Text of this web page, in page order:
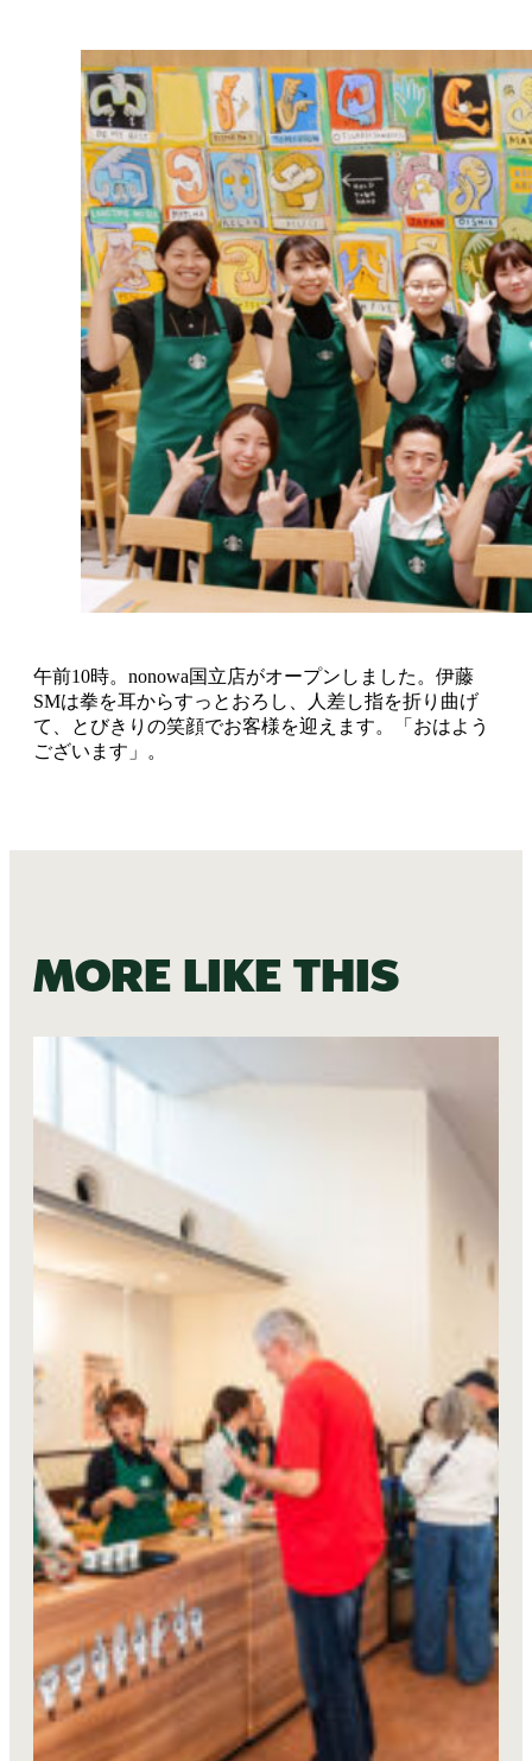
午前10時。nonowa国立店がオープンしました。伊藤
SMは拳を耳からすっとおろし、人差し指を折り曲げ
て、とびきりの笑顔でお客様を迎えます。「おはよう
ございます」。
More like this